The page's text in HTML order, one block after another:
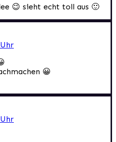
😉 sieht echt toll aus 🙂
😀